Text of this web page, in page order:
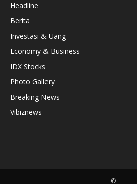
Headline
Berita
Investasi & Uang
Economy & Business
IDX Stocks
Photo Gallery
Breaking News
Vibiznews
©